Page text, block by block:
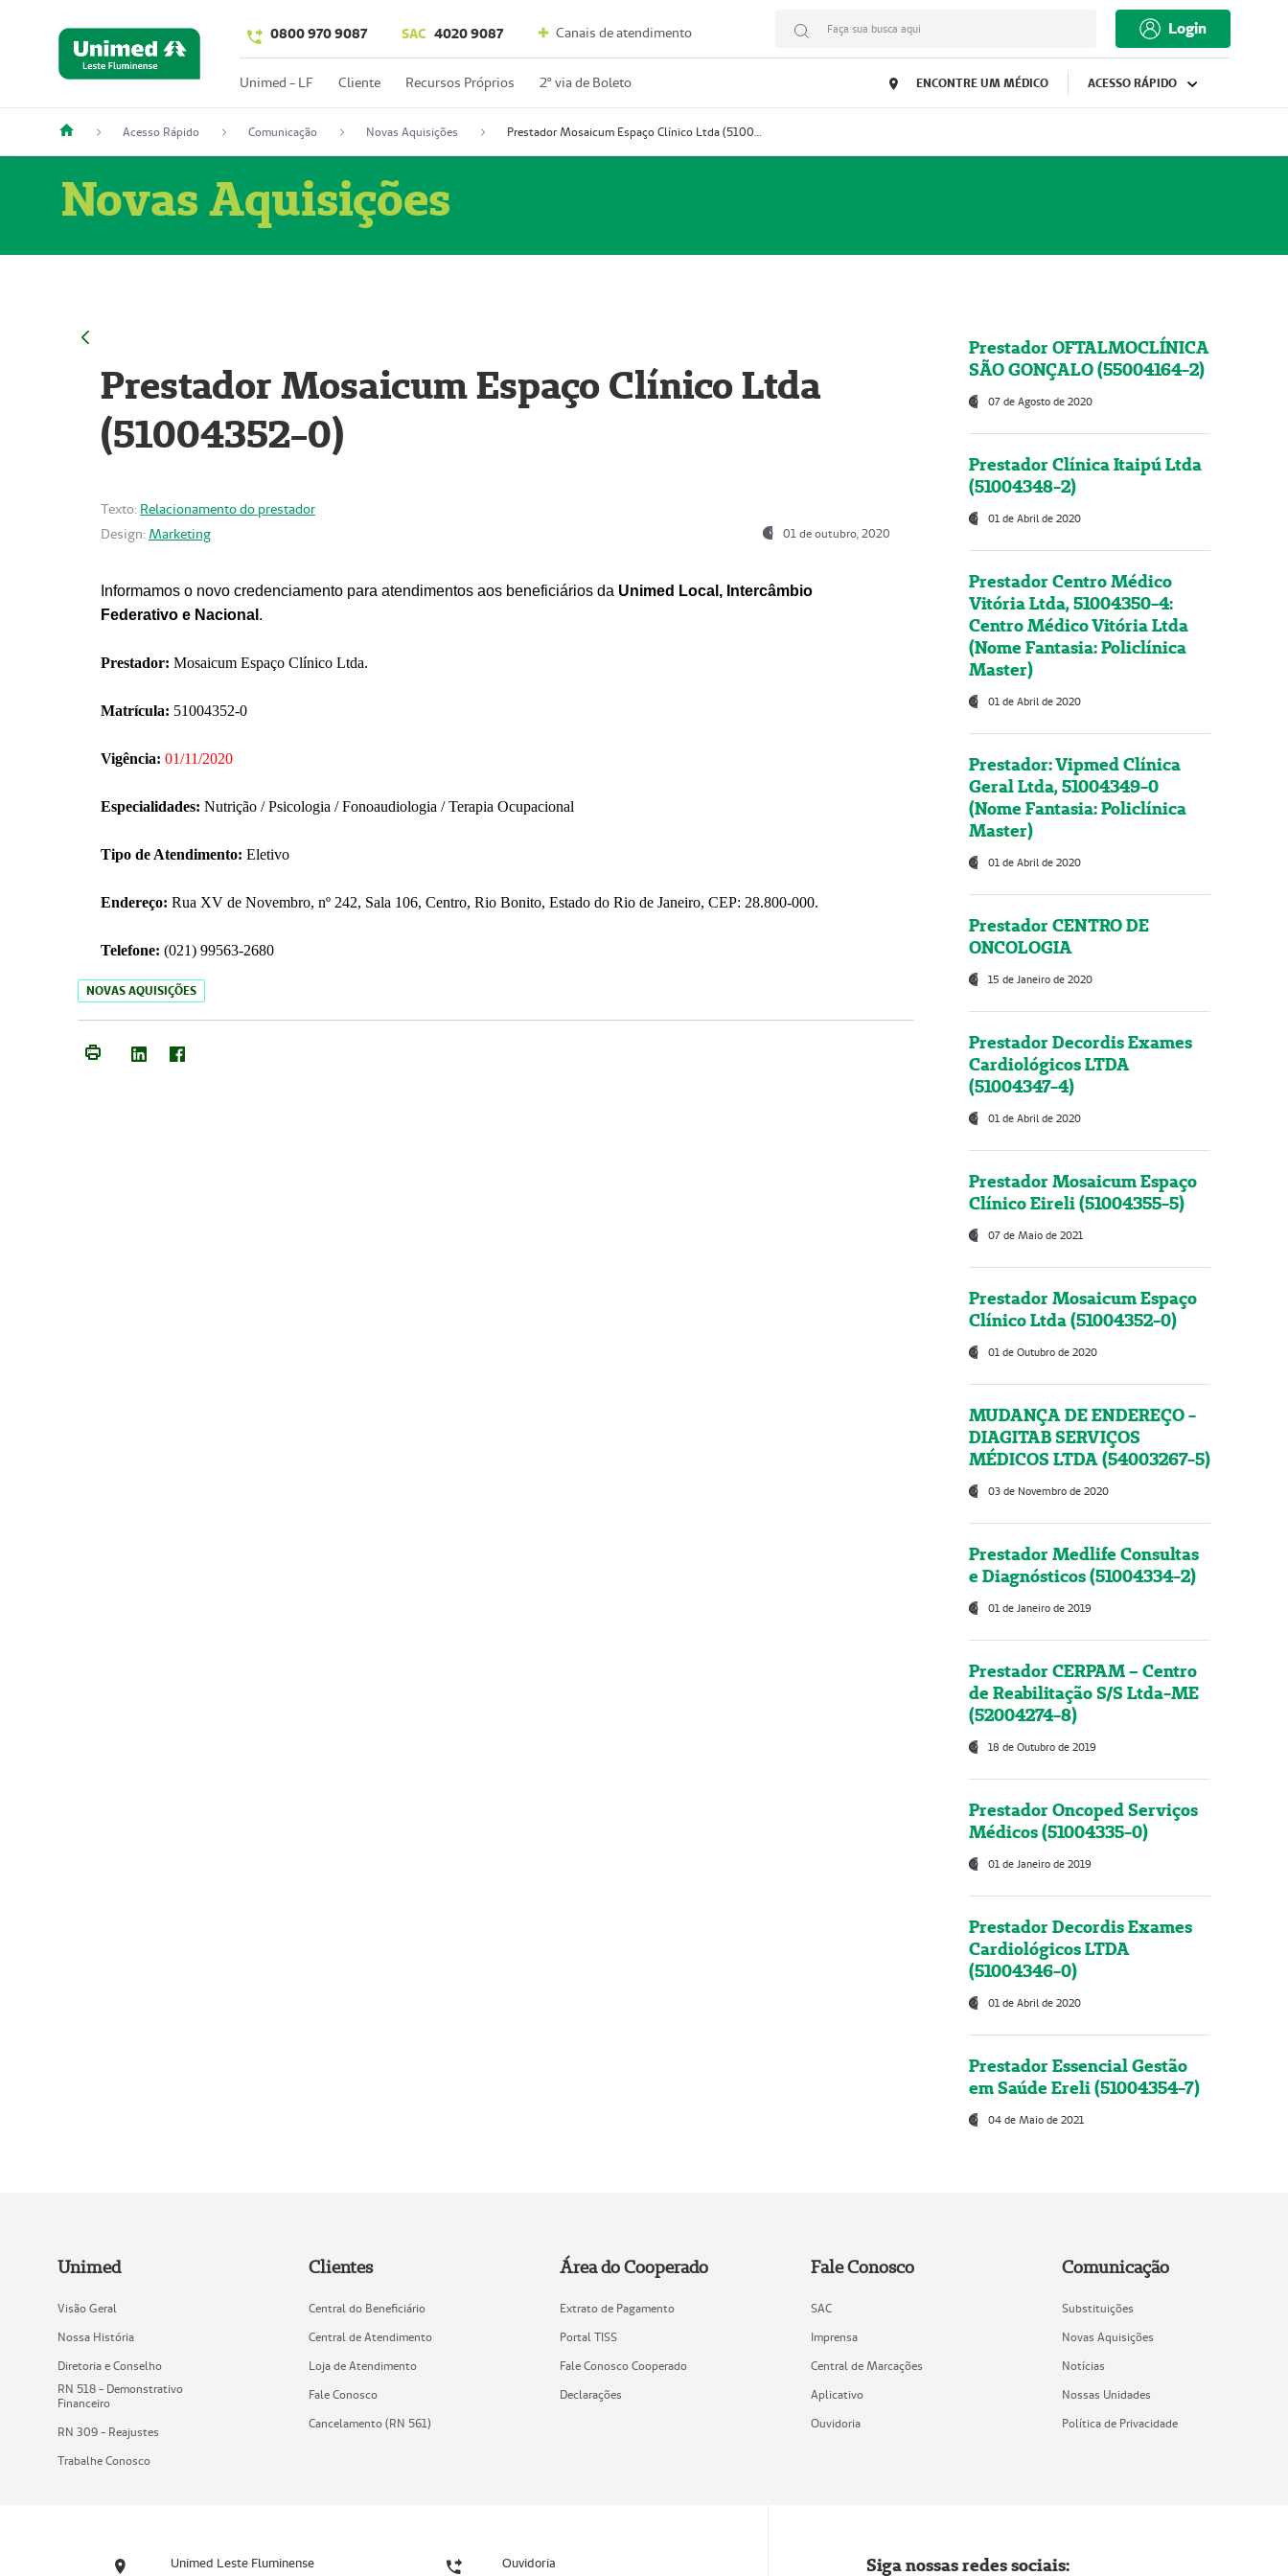
0800 970 9087 SAC 4020 9087 Canais de atendimento Faça sua busca aqui Login
Unimed - LF Cliente Recursos Próprios 2º via de Boleto ENCONTRE UM MÉDICO ACESSO RÁPIDO
Acesso Rápido Comunicação Novas Aquisições Prestador Mosaicum Espaço Clínico Ltda (51004352-0)
Novas Aquisições
Prestador Mosaicum Espaço Clínico Ltda
(51004352-0)
Texto: Relacionamento do prestador
Design: Marketing 01 de outubro, 2020
Informamos o novo credenciamento para atendimentos aos beneficiários da Unimed Local, Intercâmbio
Federativo e Nacional .
Prestador: Mosaicum Espaço Clínico Ltda.
Matrícula: 51004352-0
Vigência: 01/11/2020
Especialidades: Nutrição / Psicologia / Fonoaudiologia / Terapia Ocupacional
Tipo de Atendimento: Eletivo
Endereço: Rua XV de Novembro, nº 242, Sala 106, Centro, Rio Bonito, Estado do Rio de Janeiro, CEP: 28.800-000.
Telefone: (021) 99563-2680
NOVAS AQUISIÇÕES
Prestador OFTALMOCLÍNICA
SÃO GONÇALO (55004164-2)
07 de Agosto de 2020
Prestador Clínica Itaipú Ltda
(51004348-2)
01 de Abril de 2020
Prestador Centro Médico
Vitória Ltda, 51004350-4:
Centro Médico Vitória Ltda
(Nome Fantasia: Policlínica
Master)
01 de Abril de 2020
Prestador: Vipmed Clínica
Geral Ltda, 51004349-0
(Nome Fantasia: Policlínica
Master)
01 de Abril de 2020
Prestador CENTRO DE
ONCOLOGIA
15 de Janeiro de 2020
Prestador Decordis Exames
Cardiológicos LTDA
(51004347-4)
01 de Abril de 2020
Prestador Mosaicum Espaço
Clínico Eireli (51004355-5)
07 de Maio de 2021
Prestador Mosaicum Espaço
Clínico Ltda (51004352-0)
01 de Outubro de 2020
MUDANÇA DE ENDEREÇO -
DIAGITAB SERVIÇOS
MÉDICOS LTDA (54003267-5)
03 de Novembro de 2020
Prestador Medlife Consultas
e Diagnósticos (51004334-2)
01 de Janeiro de 2019
Prestador CERPAM – Centro
de Reabilitação S/S Ltda-ME
(52004274-8)
18 de Outubro de 2019
Prestador Oncoped Serviços
Médicos (51004335-0)
01 de Janeiro de 2019
Prestador Decordis Exames
Cardiológicos LTDA
(51004346-0)
01 de Abril de 2020
Prestador Essencial Gestão
em Saúde Ereli (51004354-7)
04 de Maio de 2021
Unimed
Visão Geral
Nossa História
Diretoria e Conselho
RN 518 - Demonstrativo
Financeiro
RN 309 - Reajustes
Trabalhe Conosco
Clientes
Central do Beneficiário
Central de Atendimento
Loja de Atendimento
Fale Conosco
Cancelamento (RN 561)
Área do Cooperado
Extrato de Pagamento
Portal TISS
Fale Conosco Cooperado
Declarações
Fale Conosco
SAC
Imprensa
Central de Marcações
Aplicativo
Ouvidoria
Comunicação
Substituições
Novas Aquisições
Notícias
Nossas Unidades
Política de Privacidade
Unimed Leste Fluminense Ouvidoria Siga nossas redes sociais: